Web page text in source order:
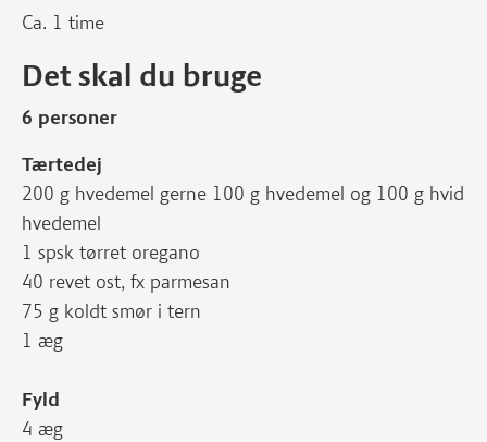
Ca. 1 time
Det skal du bruge
6 personer
Tærtedej
200 g hvedemel gerne 100 g hvedemel og 100 g hvid
hvedemel
1 spsk tørret oregano
40 revet ost, fx parmesan
75 g koldt smør i tern
1 æg
Fyld
4 æg